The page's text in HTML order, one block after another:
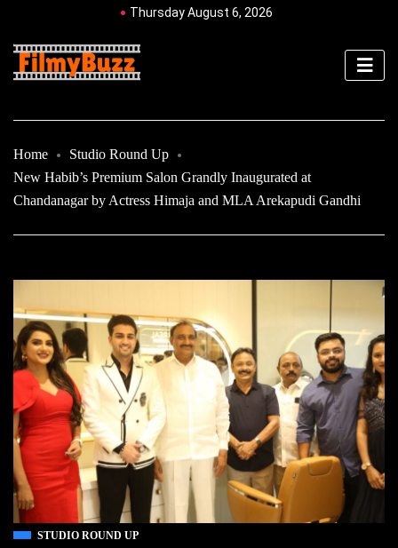
Thursday August 6, 2026
Home
Studio Round Up
New Habib’s Premium Salon Grandly Inaugurated at
Chandanagar by Actress Himaja and MLA Arekapudi Gandhi
STUDIO ROUND UP